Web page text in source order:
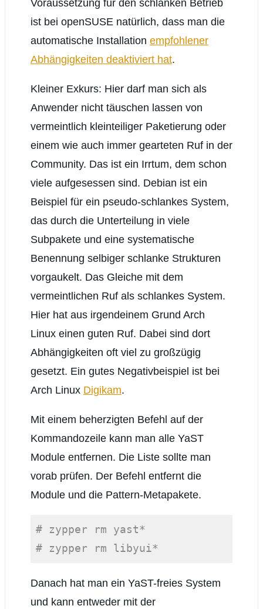
Voraussetzung für den schlanken Betrieb
ist bei openSUSE natürlich, dass man die
automatische Installation empfohlener
Abhängigkeiten deaktiviert hat.
Kleiner Exkurs: Hier darf man sich als
Anwender nicht täuschen lassen von
vermeintlich kleinteiliger Paketierung oder
einem wie auch immer gearteten Ruf in der
Community. Das ist ein Irrtum, dem schon
viele aufgesessen sind. Debian ist ein
Beispiel für ein pseudo-schlankes System,
das durch die Unterteilung in viele
Subpakete und eine systematische
Benennung selbiger schlanke Strukturen
vorgaukelt. Das Gleiche mit dem
vermeintlichen Ruf als schlankes System.
Hier hat aus irgendeinem Grund Arch
Linux einen guten Ruf. Dabei sind dort
Abhängigkeiten oft viel zu großzügig
gesetzt. Ein gutes Negativbeispiel ist bei
Arch Linux Digikam.
Mit einem beherzigten Befehl auf der
Kommandozeile kann man alle YaST
Module entfernen. Die Liste sollte man
vorab prüfen. Der Befehl entfernt die
Module und die Pattern-Metapakete.
# zypper rm yast*
# zypper rm libyui*
Danach hat man ein YaST-freies System
und kann entweder mit der